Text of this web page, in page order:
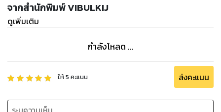
จากสำนักพิมพ์ VIBULKIJ
ดูเพิ่มเติม
กำลังโหลด ...
ให้5 คะแนน ส่งคะแนน